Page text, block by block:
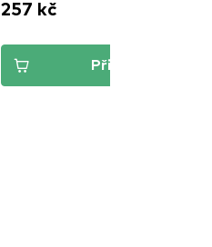
257 kč
Přidat